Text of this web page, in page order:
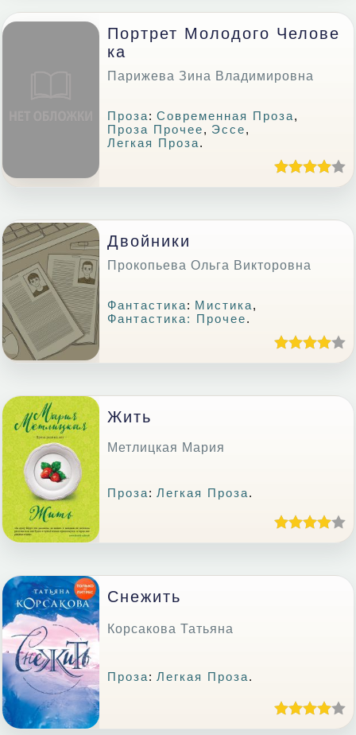
Портрет Молодого Челове
Ка
Парижева Зина Владимировна
Проза:Современная Проза,
Проза Прочее, Эссе,
Легкая Проза.
Двойники
Прокопьева Ольга Викторовна
Фантастика: Мистика,
Фантастика: Прочее.
Жить
Метлицкая Мария
Проза:Легкая Проза.
Снежить
Корсакова Татьяна
Проза:Легкая Проза.